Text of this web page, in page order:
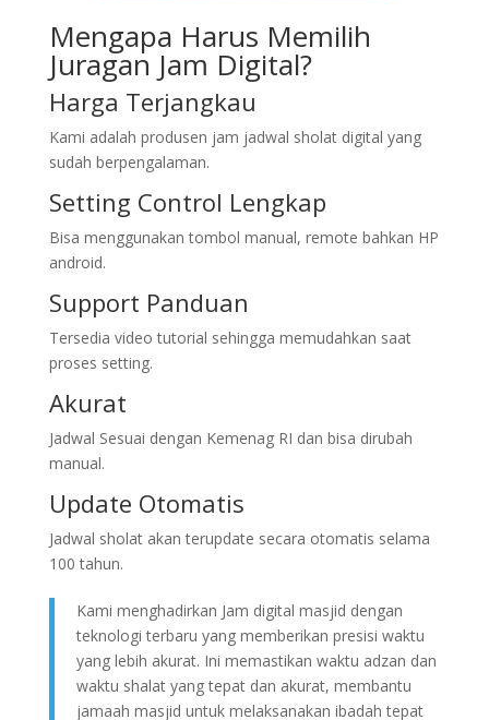
Mengapa Harus Memilih
Juragan Jam Digital?
Harga Terjangkau
Kami adalah produsen jam jadwal sholat digital yang
sudah berpengalaman.
Setting Control Lengkap
Bisa menggunakan tombol manual, remote bahkan HP
android.
Support Panduan
Tersedia video tutorial sehingga memudahkan saat
proses setting.
Akurat
Jadwal Sesuai dengan Kemenag RI dan bisa dirubah
manual.
Update Otomatis
Jadwal sholat akan terupdate secara otomatis selama
100 tahun.
Kami menghadirkan Jam digital masjid dengan
teknologi terbaru yang memberikan presisi waktu
yang lebih akurat. Ini memastikan waktu adzan dan
waktu shalat yang tepat dan akurat, membantu
jamaah masjid untuk melaksanakan ibadah tepat